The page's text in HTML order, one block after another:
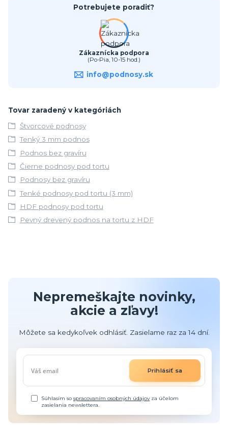
Potrebujete poradiť?
Zákaznícka podpora
(Po-Pia, 10-15 hod.)
info@podnosy.sk
Tovar zaradený v kategóriách
Štvorcové podnosy
Tenký 3 mm podnos
Podnos bez gravíru
Čierne podnosy pod tortu
Podnosy bez gravíru
Tenké podnosy pod tortu (3 mm)
HDF podnosy pod tortu
Pevný drevený podnos na tortu z HDF
Nepremeškajte novinky,
akcie a zľavy!
Môžete sa kedykoľvek odhlásiť. Zasielame raz za 14 dní.
Prihlásiť sa
Súhlasím sospracovaním osobných údajovza účelom
zasielania newslettera.